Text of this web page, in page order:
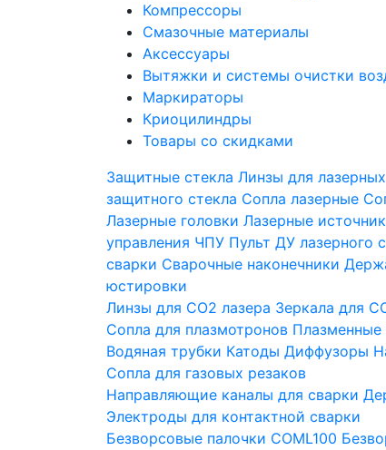
Компрессоры
Смазочные материалы
Аксессуары
Вытяжки и системы очистки
Маркираторы
Криоцилиндры
Товары со скидками
Защитные стекла Линзы для
защитного стекла Сопла лазерные
Лазерные головки Лазерные
управления ЧПУ Пульт ДУ лазерного
сварки Сварочные наконечники
юстировки
Линзы для СО2 лазера Зеркала для
Сопла для плазмотронов Плазменные
Водяная трубки Катоды Диффузоры
Сопла для газовых резаков
Направляющие каналы для сварки
Электроды для контактной сварки
Безворсовые палочки COML100